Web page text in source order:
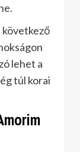
következő
lehet a
túl korai